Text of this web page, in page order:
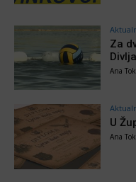
Za
Ana
U
Ana